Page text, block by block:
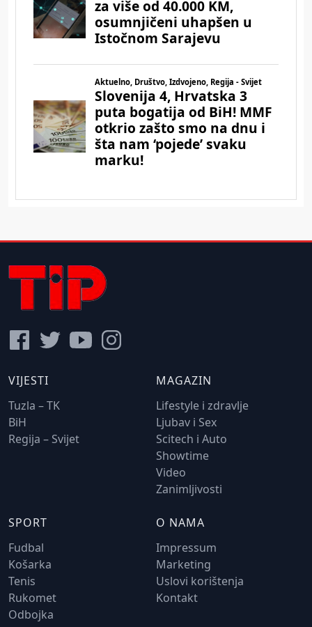
VIJESTI
Tuzla – TK
BiH
Regija – Svijet
MAGAZIN
Lifestyle i zdravlje
Ljubav i Sex
Scitech i Auto
Showtime
Video
Zanimljivosti
SPORT
Fudbal
Košarka
Tenis
Rukomet
Odbojka
O NAMA
Impressum
Marketing
Uslovi korištenja
Kontakt